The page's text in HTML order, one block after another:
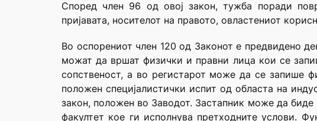
Според член 96 од овој закон, тужба поради
пријавата, носителот на правото, овластениот
Во оспорениот член 120 од Законот е предвидено
можат да вршат физички и правни лица кои се
сопственост, а во регистарот може да се запише
положен специјалистички испит од областа на
закон, положен во Заводот. Застапник може да
факултет кое ги исполнува претходните услови.